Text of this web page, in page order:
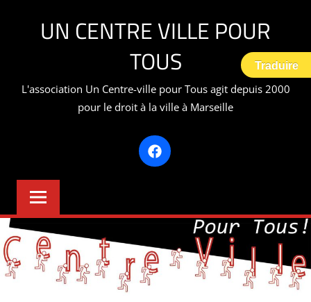
UN CENTRE VILLE POUR
TOUS
L'association Un Centre-ville pour Tous agit depuis 2000
pour le droit à la ville à Marseille
Facebook
Traduire